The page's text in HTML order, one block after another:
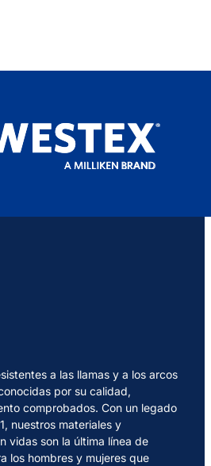
a las llamas y a los arcos
por su calidad,
comprobados. Con un legado
nuestros materiales y
vidas son la última línea de
los hombres y mujeres que